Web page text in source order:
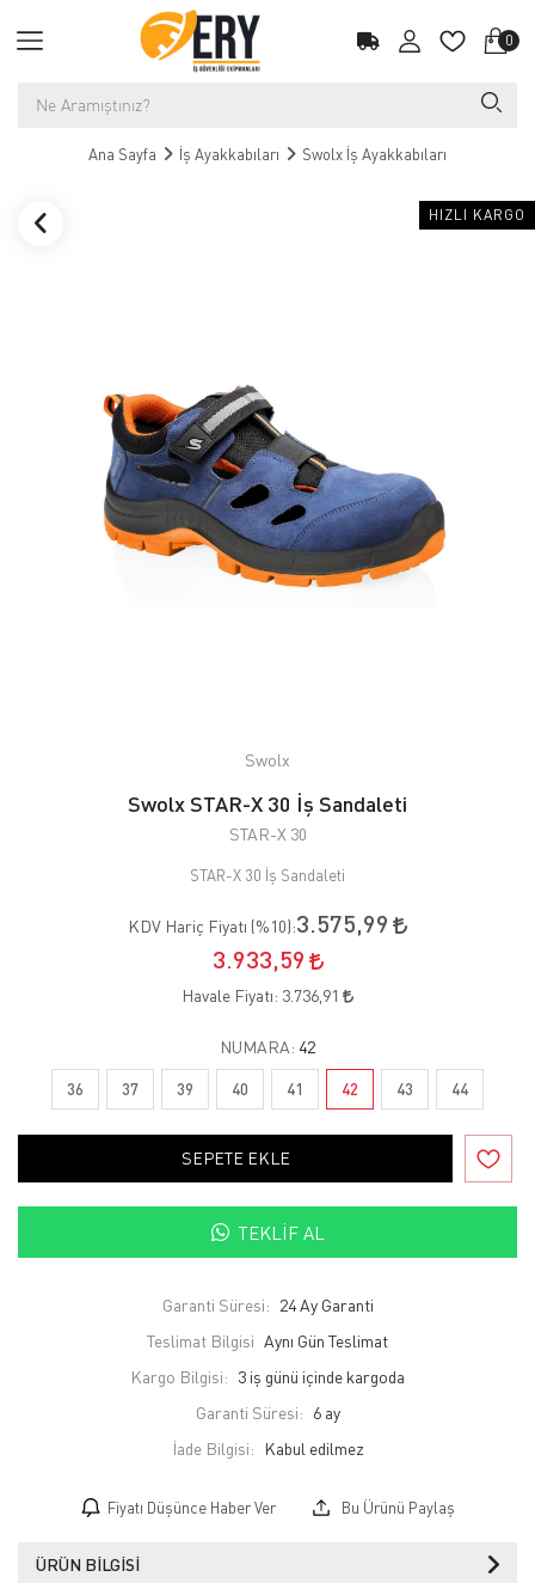
0
Ana Sayfa İş Ayakkabıları Swolx İş Ayakkabıları
HIZLI KARGO
Swolx
Swolx STAR-X 30 İş Sandaleti
STAR-X 30
STAR-X 30 İş Sandaleti
KDV Hariç Fiyatı (%10):3.575,99
3.933,59
Havale Fiyatı: 3.736,91
NUMARA: 42
36 37 39 40 41 42 43 44
SEPETE EKLE
TEKLIF AL
Garanti Süresi: 24 Ay Garanti
Teslimat Bilgisi Aynı Gün Teslimat
Kargo Bilgisi: 3 iş günü içinde kargoda
Garanti Süresi: 6 ay
İade Bilgisi:
Fiyatı Düşünce Haber Ver Bu Ürünü Paylaş
ÜRÜN BILGISI